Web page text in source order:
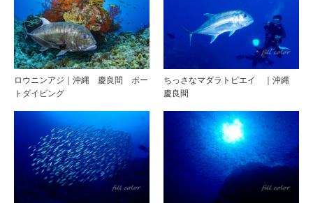
ロウニンアジ｜沖縄 慶良間 ボー
トダイビング
ちっさなマダラトビエイ ｜沖縄
慶良間